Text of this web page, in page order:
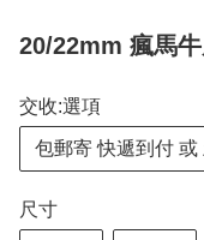
20/22mm 瘋馬
交收:選項
包郵寄 快遞到付 或
尺寸